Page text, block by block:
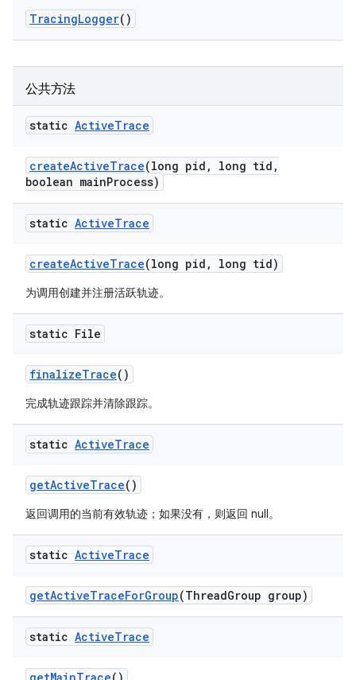
TracingLogger()
公共方法
static ActiveTrace
createActiveTrace(long pid , long tid ,
boolean mainProcess)
static ActiveTrace
createActiveTrace(long pid , long tid)
为调用创建并注册活跃轨迹。
static File
finalizeTrace()
完成轨迹跟踪并清除跟踪。
static ActiveTrace
getActiveTrace()
返回调用的当前有效轨迹；如果没有，则返回 null。
static ActiveTrace
getActiveTraceForGroup(ThreadGroup group)
static ActiveTrace